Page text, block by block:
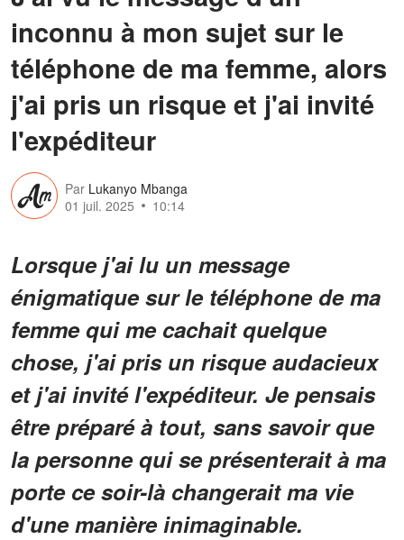
inconnu à mon sujet sur le
téléphone de ma femme, alors
j'ai pris un risque et j'ai invité
l'expéditeur
Par Lukanyo Mbanga
01 juil. 2025
10:14
Lorsque j'ai lu un message
énigmatique sur le téléphone de ma
femme qui me cachait quelque
chose, j'ai pris un risque audacieux
et j'ai invité l'expéditeur. Je pensais
être préparé à tout, sans savoir que
la personne qui se présenterait à ma
porte ce soir-là changerait ma vie
d'une manière inimaginable.